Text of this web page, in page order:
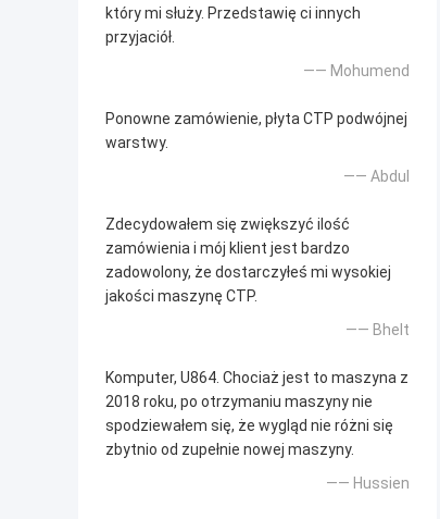
który mi służy. Przedstawię ci innych
przyjaciół.
—— Mohumend
Ponowne zamówienie, płyta CTP podwójnej
warstwy.
—— Abdul
Zdecydowałem się zwiększyć ilość
zamówienia i mój klient jest bardzo
zadowolony, że dostarczyłeś mi wysokiej
jakości maszynę CTP.
—— Bhelt
Komputer, U864. Chociaż jest to maszyna z
2018 roku, po otrzymaniu maszyny nie
spodziewałem się, że wygląd nie różni się
zbytnio od zupełnie nowej maszyny.
—— Hussien